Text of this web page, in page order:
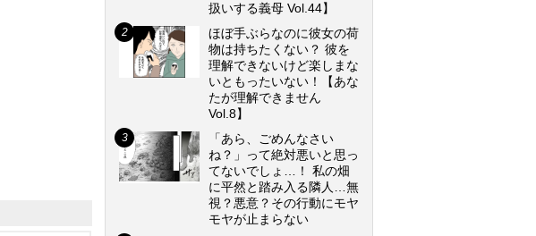
扱いする義母 Vol.44】
ほぼ手ぶらなのに彼女の荷
物は持ちたくない？ 彼を
理解できないけど楽しまな
いともったいない！【あな
たが理解できません
Vol.8】
「あら、ごめんなさい
ね？」って絶対悪いと思っ
てないでしょ…！ 私の畑
に平然と踏み入る隣人…無
視？悪意？その行動にモヤ
モヤが止まらない